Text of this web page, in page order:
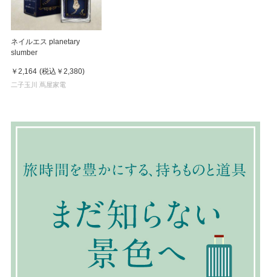
ネイルエス planetary
slumber
￥2,164 (税込 ￥2,380)
二子玉川 蔦屋家電